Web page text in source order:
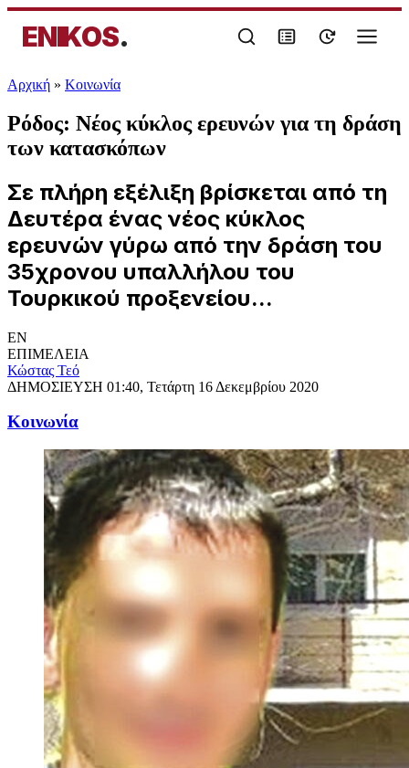
ENIKOS.
Αρχική » Κοινωνία
Ρόδος: Νέος κύκλος ερευνών για τη δράση
των κατασκόπων
Σε πλήρη εξέλιξη βρίσκεται από τη
Δευτέρα ένας νέος κύκλος
ερευνών γύρω από την δράση του
35χρονου υπαλλήλου του
Τουρκικού προξενείου...
EN
ΕΠΙΜΕΛΕΙΑ
Κώστας Τεό
ΔΗΜΟΣΙΕΥΣΗ 01:40, Τετάρτη 16 Δεκεμβρίου 2020
Κοινωνία